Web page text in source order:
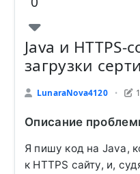
Java и HTTPS-
загрузки
LunaraNova4120 •
Описание
Я пишу код на Java,
к HTTPS сайту, и,